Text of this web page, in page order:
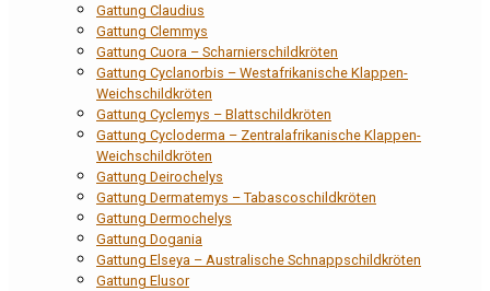
Gattung Claudius
Gattung Clemmys
Gattung Cuora – Scharnierschildkröten
Gattung Cyclanorbis – Westafrikanische Klappen-
Weichschildkröten
Gattung Cyclemys – Blattschildkröten
Gattung Cycloderma – Zentralafrikanische Klappen-
Weichschildkröten
Gattung Deirochelys
Gattung Dermatemys – Tabascoschildkröten
Gattung Dermochelys
Gattung Dogania
Gattung Elseya – Australische Schnappschildkröten
Gattung Elusor